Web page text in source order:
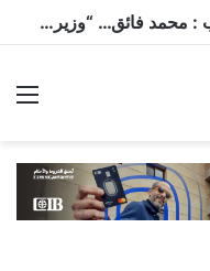
السفير دكتور محمد حجازي يكتب : محمد فائق… “وزير إفريقيا” الذي حمل رسالة القاهرة إلى القارة السمراء